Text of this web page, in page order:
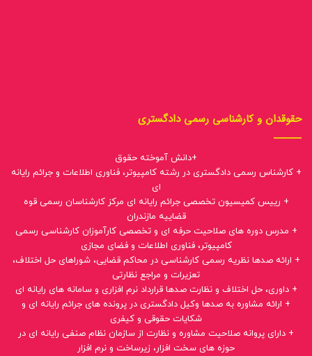
حقوقدان و کارشناسی رسمی دادگستری
+دانش آموخته حقوق
+ کارشناس رسمی دادگستری در رشته کامپیوتر، فناوری اطلاعات و جرائم رایانه
ای
+ رییس کمیسیون تخصصی جرائم رایانه ای مرکز کارشناسان رسمی قوه
قضاییه مازندران
+ مدرس دوره های صلاحیت حرفه ای و تخصصی کارآموزان کارشناسی رسمی
کامپیوتر، فناوری اطلاعات و فضای مجازی
+ ارائه صدها نظریه رسمی کارشناسی در محاکم قضایی، شوراهای حل اختلاف،
تعزیرات و مراجع نظارتی
+ داوری، حل اختلاف و نظارت صدها قرارداد نرم افزاری و سامانه های رایانه ای
+ ارائه مشاوره به صدها وکیل دادگستری در پرونده های جرائم رایانه ای و
شکایات حقوقی و کیفری
+ دارای پروانه صلاحیت مشاوره و نظارت از سازمان نظام صنفی رایانه ای در
حوزه های سخت افزار، زیرساخت و نرم افزار